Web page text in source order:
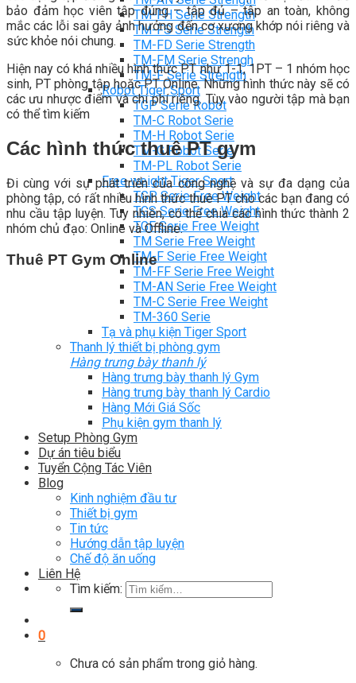
TM-FH Serie Strength
TM-FS Serie Strength
TM-FD Serie Strength
TM-FM Serie Strengh
TM-F Serie Strength
Robot Tiger Sport
TGP Serie Robot
TM-C Robot Serie
TM-H Robot Serie
TM-G Robot Serie
TM-PL Robot Serie
Free weight Tiger Sport
TGP Serie Free Weight
TGS Serie Free Weight
TGF Serie Free Weight
TM Serie Free Weight
TM-F Serie Free Weight
TM-FF Serie Free Weight
TM-AN Serie Free Weight
TM-C Serie Free Weight
TM-360 Serie
Tạ và phụ kiện Tiger Sport
Thanh lý thiết bị phòng gym
Hàng trưng bày thanh lý
Hàng trưng bày thanh lý Gym
Hàng trưng bày thanh lý Cardio
Hàng Mới Giá Sốc
Phụ kiện gym thanh lý
Setup Phòng Gym
Dự án tiêu biểu
Tuyển Cộng Tác Viên
Blog
Kinh nghiệm đầu tư
Thiết bị gym
Tin tức
Hướng dẫn tập luyện
Chế độ ăn uống
Liên Hệ
Tìm kiếm:
0
Chưa có sản phẩm trong giỏ hàng.
bảo đảm học viên tập đúng – tập đủ – tập an toàn, không
mắc các lỗi sai gây ảnh hưởng đến cơ xương khớp nói riêng và
sức khỏe nói chung.
Hiện nay có khá nhiều hình thức PT như 1-1, 1PT – 1 nhóm học
sinh, PT phòng tập hoặc PT Online. Những hình thức này sẽ có
các ưu nhược điểm và chi phí riêng. Tùy vào người tập mà bạn
có thể tìm kiếm
Các hình thức thuê PT gym
Đi cùng với sự phát triển của công nghệ và sự đa dạng của
phòng tập, có rất nhiều hình thức thuê PT cho các bạn đang có
nhu cầu tập luyện. Tuy nhiên, có thể chia các hình thức thành 2
nhóm chủ đạo: Online và Offline.
Thuê PT Gym Online